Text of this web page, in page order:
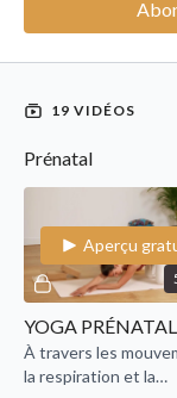
19 VIDÉOS
Prénatal
Aperçu
À travers les
la respiration et la